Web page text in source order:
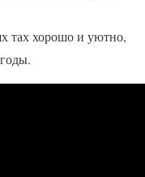
тах хорошо и уютно,